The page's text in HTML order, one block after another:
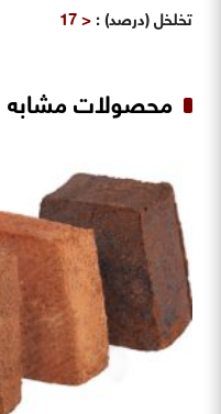
تخلخل (درصد):
< 17
محصولات مشابه